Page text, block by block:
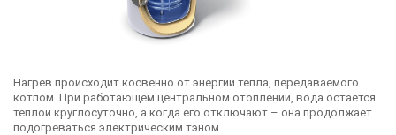
Нагрев происходит косвенно от энергии тепла, передаваемого
котлом. При работающем центральном отоплении, вода остается
теплой круглосуточно, а когда его отключают – она продолжает
подогреваться электрическим тэном.